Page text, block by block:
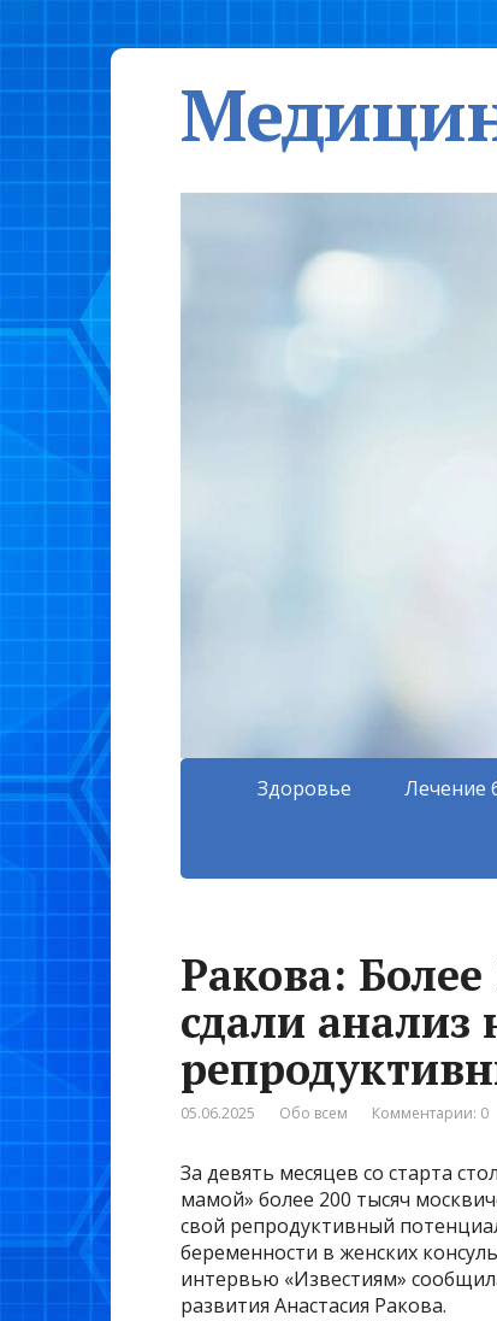
Здоровье Лечение
Ракова:
сдали
05.06.2025 Обо всем Комментарии: 0
За девять месяцев со старта
мамой» более 200 тысяч
свой репродуктивный
беременности в женских
интервью «Известиям»
развития Анастасия Ракова.